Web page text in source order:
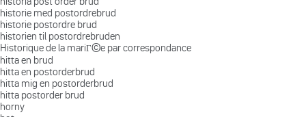
historie med postordrebrud
historie postordre brud
historien til postordrebruden
Historique de la mariГ©e par correspondance
hitta en brud
hitta en postorderbrud
hitta mig en postorderbrud
hitta postorder brud
horny